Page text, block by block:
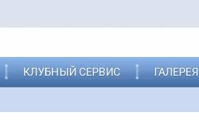
КЛУБНЫЙ СЕРВИС ГАЛЕРЕЯ